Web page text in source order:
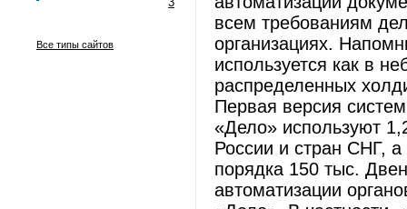
Все типы сайтов
всем требованиям
организациях.
используется как в
распределенных
Первая версия
«Дело» используют
России и стран СНГ,
порядка 150 тыс.
автоматизации